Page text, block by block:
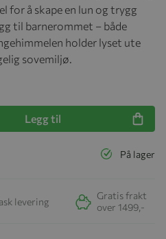
for å skape en lun og trygg
til barnerommet – både
holder lyset ute
sovemiljø.​
Legg til
På lager
levering
Gratis frakt
over 1499,-